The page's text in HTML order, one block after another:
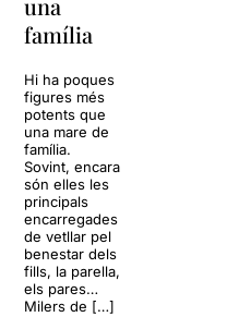
una
família
Hi ha poques
figures més
potents que
una mare de
família.
Sovint, encara
són elles les
principals
encarregades
de vetllar pel
benestar dels
fills, la parella,
els pares…
Milers de […]